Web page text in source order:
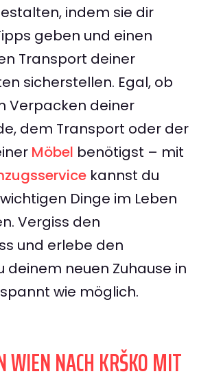
indem sie dir
geben und einen
Transport deiner
sicherstellen. Egal, ob
Verpacken deiner
dem Transport oder der
Möbel benötigst – mit
kannst du
Dinge im Leben
Vergiss den
und erlebe den
deinem neuen Zuhause in
wie möglich.
WIEN NACH KRŠKO MIT